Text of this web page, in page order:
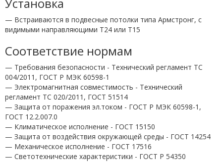
Установка
— Встраиваются в подвесные потолки типа Армстронг, с
видимыми направляющими T24 или T15
Соответствие нормам
— Требования безопасности - Технический регламент ТС
004/2011, ГОСТ Р МЭК 60598-1
— Электромагнитная совместимость - Технический
регламент ТС 020/2011, ГОСТ 51514
— Защита от поражения эл.током - ГОСТ Р МЭК 60598-1,
ГОСТ 12.2.007.0
— Климатическое исполнение - ГОСТ 15150
— Защита от воздействия окружающей среды - ГОСТ 14254
— Механическое исполнение - ГОСТ 17516
— Светотехнические характеристики - ГОСТ P 54350